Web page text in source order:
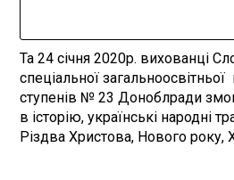
Та 24 січня 2020р. вихованці
спеціальної загальноосвітньої
ступенів № 23 Доноблради
в історію, українські народні
Різдва Христова, Нового року,